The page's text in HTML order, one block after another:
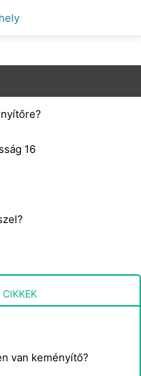
16
van keményítő?